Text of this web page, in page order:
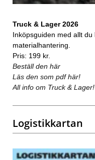
Truck & Lager 2026
Inköpsguiden med allt
materialhantering.
Pris: 199 kr.
Beställ den här
Läs den som pdf här!
All info om Truck & Lager!
Logistikkartan